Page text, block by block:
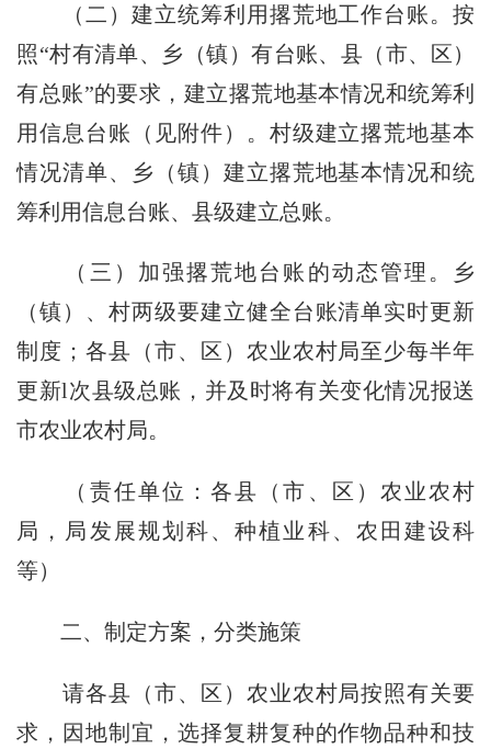
（二）建立统筹利用撂荒地工作台账。按
照“村有清单、乡（镇）有台账、县（市、区）
有总账”的要求，建立撂荒地基本情况和统筹利
用信息台账（见附件）。村级建立撂荒地基本
情况清单、乡（镇）建立撂荒地基本情况和统
筹利用信息台账、县级建立总账。
（三）加强撂荒地台账的动态管理。
乡
（镇）、村两级要建立健全台账清单实时更新
制度；各县（市、区）农业农村局至少每半年
更新l次县级总账，并及时将有关变化情况报送
市农业农村局。
（责任单位：各县（市、区）农业农村
局，局发展规划科、种植业科、农田建设科
等）
二、制定方案，分类施策
请各县（市、区）农业农村局按照有关要
求，因地制宜，选择复耕复种的作物品种和技